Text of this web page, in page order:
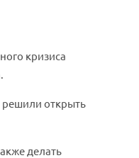
кризиса
открыть
делать